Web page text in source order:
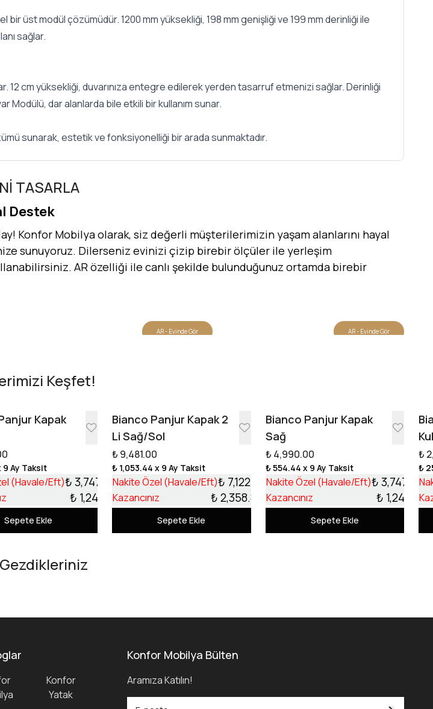
üst modül çözümüdür. 1200 mm yüksekliği, 198 mm genişliği ve 199 mm derinliği ile
sağlar.
12 cm yüksekliği, duvarınıza entegre edilerek yerden tasarruf etmenizi sağlar. Derinliği
Modülü, dar alanlarda bile etkili bir kullanım sunar.
sunarak, estetik ve fonksiyonelliği bir arada sunmaktadır.
TASARLA
Destek
Konfor Mobilya olarak, siz değerli müşterilerimizin yaşam alanlarını hayal
sunuyoruz. Dilerseniz evinizi çizip birebir ölçüler ile yerleşim
AR özelliği ile canlı şekilde bulunduğunuz ortamda birebir
AR - Evinde Gör AR - Evinde Gör
Keşfet!
Kapak
9 Ay Taksit
(Havale/Eft)₺ 3,747.99
₺ 1,242.01
Sepete Ekle
Bianco Panjur Kapak 2
Li Sağ/Sol
₺ 9,481.00
₺ 1,053.44 x 9 Ay Taksit
Nakite Özel (Havale/Eft)₺ 7,122.13
Kazancınız ₺ 2,358.87
Sepete Ekle
Bianco Panjur Kapak
Sağ
₺ 4,990.00
₺ 554.44 x 9 Ay Taksit
Nakite Özel (Havale/Eft)₺ 3,747.99
Kazancınız ₺ 1,242.01
Sepete Ekle
₺
₺
Konfor
Yatak
Konfor Mobilya Bülten
Aramıza Katılın!